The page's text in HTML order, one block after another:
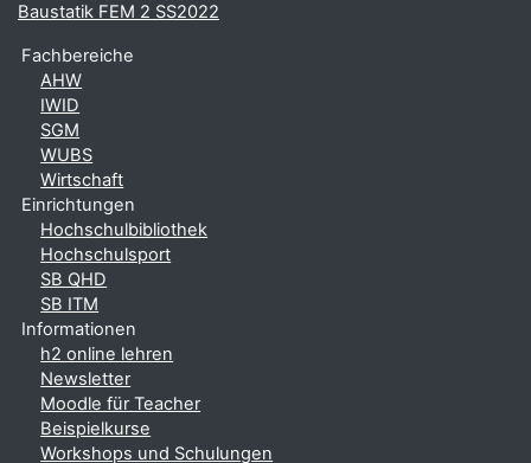
Baustatik FEM 2 SS2022
Fachbereiche
AHW
IWID
SGM
WUBS
Wirtschaft
Einrichtungen
Hochschulbibliothek
Hochschulsport
SB QHD
SB ITM
Informationen
h2 online lehren
Newsletter
Moodle für Teacher
Beispielkurse
Workshops und Schulungen